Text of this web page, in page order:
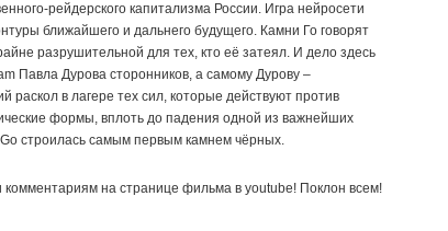
рейдерского капитализма России. Игра нейросети
ближайшего и дальнего будущего. Камни Го говорят
разрушительной для тех, кто её затеял. И дело здесь
Павла Дурова сторонников, а самому Дурову –
раскол в лагере тех сил, которые действуют против
формы, вплоть до падения одной из важнейших
строилась самым первым камнем чёрных.
на странице фильма в youtube! Поклон всем!